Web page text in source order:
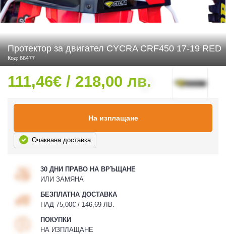
ЕКИПИРОВКА
Протектор за двигател CYCRA CRF450 17-19 RED
Код: 66477
111,46€ / 218,00 лв.
На изплащане
Очаквана доставка
30 ДНИ ПРАВО НА ВРЪЩАНЕ
ИЛИ ЗАМЯНА
БЕЗПЛАТНА ДОСТАВКА
НАД 75,00€ / 146,69 ЛВ.
ПОКУПКИ
НА ИЗПЛАЩАНЕ